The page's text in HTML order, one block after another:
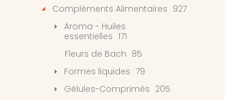
Compléments Alimentaires 927
Aroma - Huiles
essentielles 171
Fleurs de Bach 85
Formes liquides 79
Gélules-Comprimés 205